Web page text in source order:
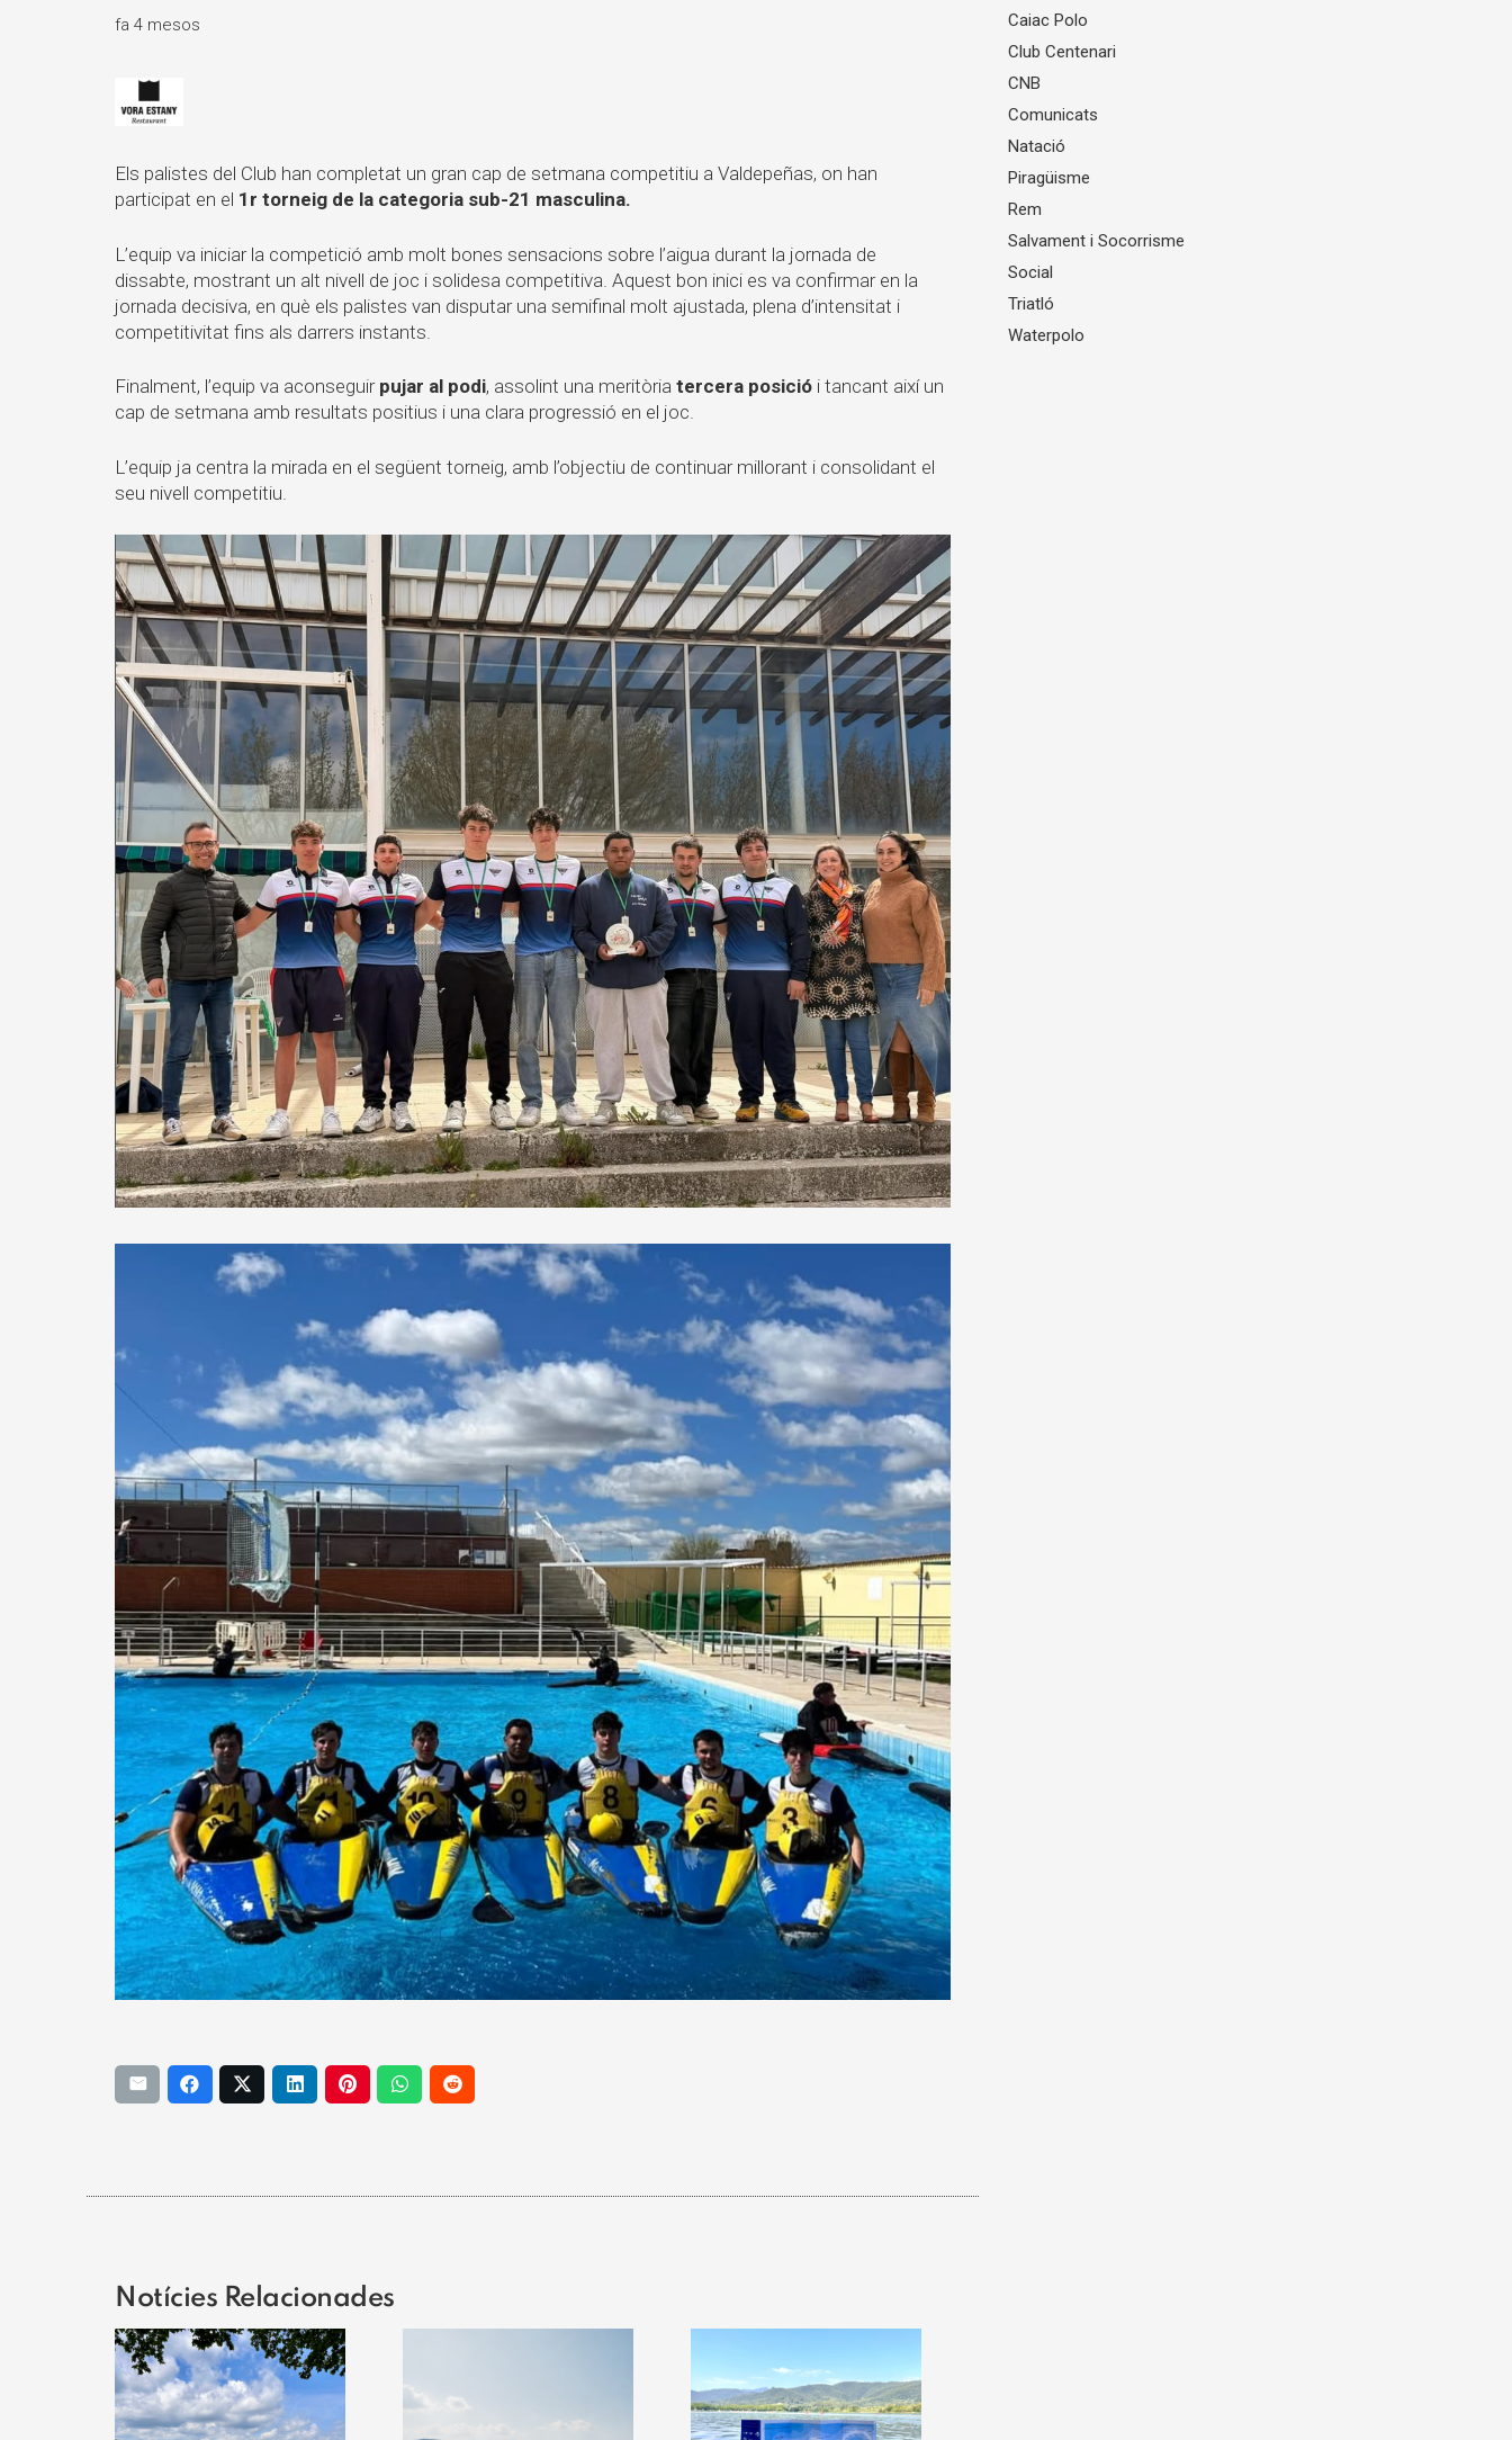
fa 4 mesos
Els palistes del Club han completat un gran cap de setmana competitiu a Valdepeñas, on han
participat en el 1r torneig de la categoria sub-21 masculina.
L’equip va iniciar la competició amb molt bones sensacions sobre l’aigua durant la jornada de
dissabte, mostrant un alt nivell de joc i solidesa competitiva. Aquest bon inici es va confirmar en la
jornada decisiva, en què els palistes van disputar una semifinal molt ajustada, plena d’intensitat i
competitivitat fins als darrers instants.
Finalment, l’equip va aconseguir pujar al podi, assolint una meritòria tercera posició i tancant així un
cap de setmana amb resultats positius i una clara progressió en el joc.
L’equip ja centra la mirada en el següent torneig, amb l’objectiu de continuar millorant i consolidant el
seu nivell competitiu.
Notícies Relacionades
Caiac Polo
Club Centenari
CNB
Comunicats
Natació
Piragüisme
Rem
Salvament i Socorrisme
Social
Triatló
Waterpolo